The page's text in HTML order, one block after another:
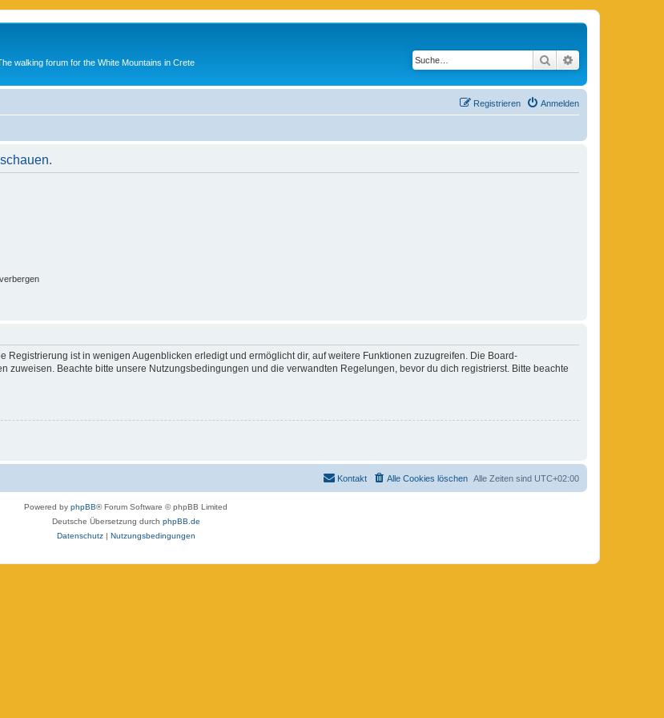
walking forum for the White Mountains in Crete Suche
Anmelden
Registrieren
Registrierung ist in wenigen Augenblicken erledigt und ermöglicht dir, auf weitere Funktionen zuzugreifen. Die Board-
zuweisen. Beachte bitte unsere Nutzungsbedingungen und die verwandten Regelungen, bevor du dich registrierst. Bitte beachte
Alle Zeiten sind UTC+02:00
Alle Cookies löschen
Kontakt
Powered by phpBB® Forum Software © phpBB Limited
Deutsche Übersetzung durch phpBB.de
Datenschutz| Nutzungsbedingungen